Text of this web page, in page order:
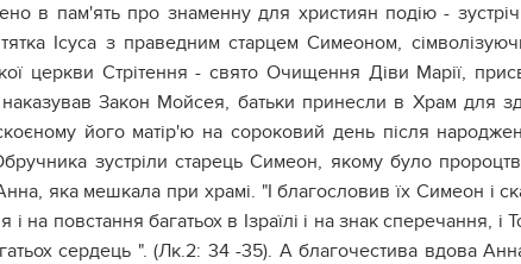
в пам'ять про знаменну для християн подію -
Ісуса з праведним старцем Симеоном,
церкви Стрітення - свято Очищення Діви Марії,
наказував Закон Мойсея, батьки принесли в Храм для
його матір'ю на сороковий день після
зустріли старець Симеон, якому було
яка мешкала при храмі. "І благословив їх Симеон і
і на повстання багатьох в Ізраїлі і на знак
сердець ". (Лк.2: 34 -35). А благочестива вдова